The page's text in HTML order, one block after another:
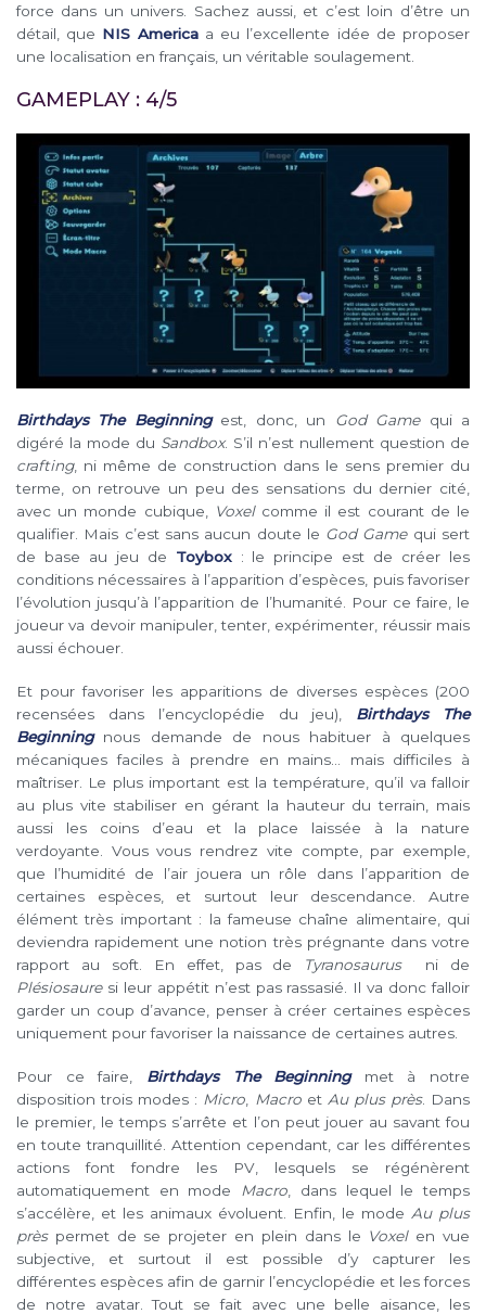
force dans un univers. Sachez aussi, et c’est loin d’être un
détail, que NIS Americaa eu l’excellente idée de proposer
une localisation en français, un véritable soulagement.
GAMEPLAY : 4/5
Birthdays The Beginningest, donc, un God Gamequi a
digéré la mode du Sandbox. S’il n’est nullement question de
crafting, ni même de construction dans le sens premier du
terme, on retrouve un peu des sensations du dernier cité,
avec un monde cubique,
Voxelcomme il est courant de le
qualifier. Mais c’est sans aucun doute le God Gamequi sert
de base au jeu de Toybox: le principe est de créer les
conditions nécessaires à l’apparition d’espèces, puis favoriser
l’évolution jusqu’à l’apparition de l’humanité. Pour ce faire, le
joueur va devoir manipuler, tenter, expérimenter, réussir mais
aussi échouer.
Et pour favoriser les apparitions de diverses espèces (200
recensées dans l’encyclopédie du jeu), Birthdays The
Beginningnous demande de nous habituer à quelques
mécaniques faciles à prendre en mains… mais difficiles à
maîtriser. Le plus important est la température, qu’il va falloir
au plus vite stabiliser en gérant la hauteur du terrain, mais
aussi les coins d’eau et la place laissée à la nature
verdoyante. Vous vous rendrez vite compte, par exemple,
que l’humidité de l’air jouera un rôle dans l’apparition de
certaines espèces, et surtout leur descendance. Autre
élément très important : la fameuse chaîne alimentaire, qui
deviendra rapidement une notion très prégnante dans votre
rapport au soft. En effet, pas de
Tyranosaurus ni de
Plésiosaure si leur appétit n’est pas rassasié. Il va donc falloir
garder un coup d’avance, penser à créer certaines espèces
uniquement pour favoriser la naissance de certaines autres.
Pour ce faire, Birthdays The Beginningmet à notre
disposition trois modes : Micro Macroet Au plus près. Dans
le premier, le temps s’arrête et l’on peut jouer au savant fou
en toute tranquillité. Attention cependant, car les différentes
actions font fondre les PV, lesquels se régénèrent
automatiquement en mode
Macro , dans lequel le temps
s’accélère, et les animaux évoluent. Enfin, le mode Au plus
prèspermet de se projeter en plein dans le Voxel en vue
subjective, et surtout il est possible d’y capturer les
différentes espèces afin de garnir l’encyclopédie et les forces
de notre avatar. Tout se fait avec une belle aisance, les